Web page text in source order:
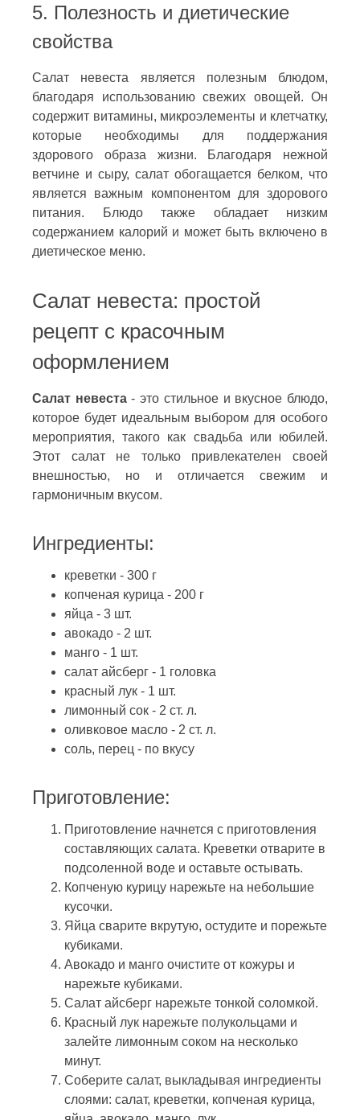
5. Полезность и диетические
свойства
Салат невеста является полезным блюдом,
благодаря использованию свежих овощей. Он
содержит витамины, микроэлементы и клетчатку,
которые необходимы для поддержания
здорового образа жизни. Благодаря нежной
ветчине и сыру, салат обогащается белком, что
является важным компонентом для здорового
питания. Блюдо также обладает низким
содержанием калорий и может быть включено в
диетическое меню.
Салат невеста: простой
рецепт с красочным
оформлением
Салат невеста- это стильное и вкусное блюдо,
которое будет идеальным выбором для особого
мероприятия, такого как свадьба или юбилей.
Этот салат не только привлекателен своей
внешностью, но и отличается свежим и
гармоничным вкусом.
Ингредиенты:
креветки - 300 г
копченая курица - 200 г
яйца - 3 шт.
авокадо - 2 шт.
манго - 1 шт.
салат айсберг - 1 головка
красный лук - 1 шт.
лимонный сок - 2 ст. л.
оливковое масло - 2 ст. л.
соль, перец - по вкусу
Приготовление:
Приготовление начнется с приготовления
составляющих салата. Креветки отварите в
подсоленной воде и оставьте остывать.
Копченую курицу нарежьте на небольшие
кусочки.
Яйца сварите вкрутую, остудите и порежьте
кубиками.
Авокадо и манго очистите от кожуры и
нарежьте кубиками.
Салат айсберг нарежьте тонкой соломкой.
Красный лук нарежьте полукольцами и
залейте лимонным соком на несколько
минут.
Соберите салат, выкладывая ингредиенты
слоями: салат, креветки, копченая курица,